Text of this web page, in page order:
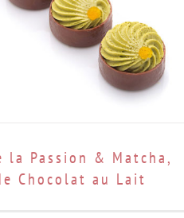
la Passion & Matcha,
Chocolat au Lait